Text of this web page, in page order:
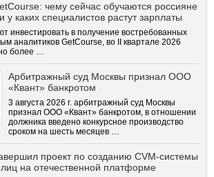
чему сейчас обучаются россияне
у каких специалистов растут зарплаты
инвестировать в получение востребованных
аналитиков GetCourse, во II квартале 2026
более …
Арбитражный суд Москвы признал ООО
«Квант» банкротом
3 августа 2026 г. арбитражный суд Москвы
признал ООО «Квант» банкротом, в отношении
должника введено конкурсное производство
сроком на шесть месяцев …
проект по созданию CVM-системы
на отечественной платформе